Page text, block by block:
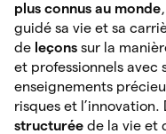
plus connus au monde
guidé sa vie et sa
de leçons sur la
et professionnels avec
enseignements
risques et
structurée de la vie et